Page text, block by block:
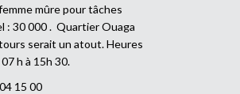
mûre pour tâches
: 30 000 . Quartier Ouaga
serait un atout. Heures
h à 15h 30.
15 00